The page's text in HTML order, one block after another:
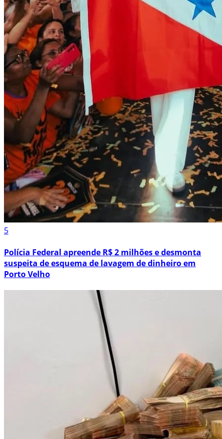
5
Polícia Federal apreende R$ 2 milhões e desmonta
suspeita de esquema de lavagem de dinheiro em
Porto Velho